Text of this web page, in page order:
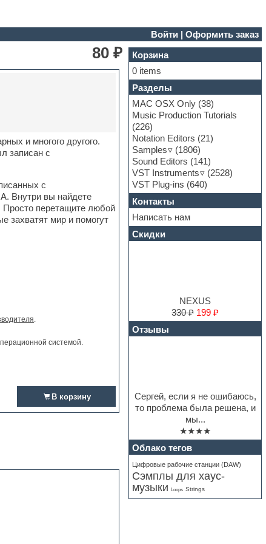
Войти |Оформить заказ
80 ₽
и многого другого.
записан с
с
Внутри вы найдете
Просто перетащите любой
захватят мир и помогут
.
системой.
В корзину
Корзина
0 items
Разделы
MAC OSX Only (38)
Music Production Tutorials
(226)
Notation Editors (21)
Samples
(1806)
Sound Editors (141)
VST Instruments
(2528)
VST Plug-ins (640)
Контакты
Написать нам
Скидки
NEXUS
330 ₽ 199 ₽
Отзывы
Сергей, если я не ошибаюсь,
то проблема была решена, и
мы...
★★★★
Облако тегов
Цифровые рабочие станции (DAW)
Сэмплы для хаус-
музыки Loops Strings